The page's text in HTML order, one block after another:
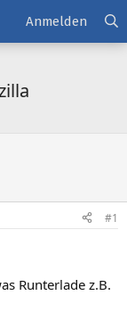
Anmelden
#1
Runterlade z.B.